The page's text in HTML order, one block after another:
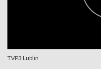
TVP3 Lublin